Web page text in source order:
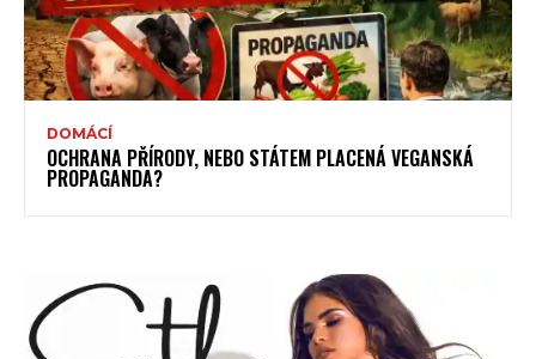
DOMÁCÍ
OCHRANA PŘÍRODY, NEBO STÁTEM PLACENÁ VEGANSKÁ
PROPAGANDA?